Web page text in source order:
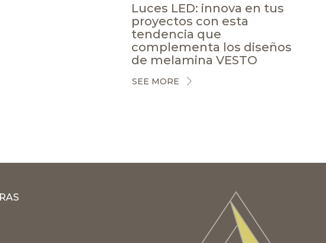
Luces LED: innova en tus
proyectos con esta
tendencia que
complementa los diseños
de melamina VESTO
SEE MORE